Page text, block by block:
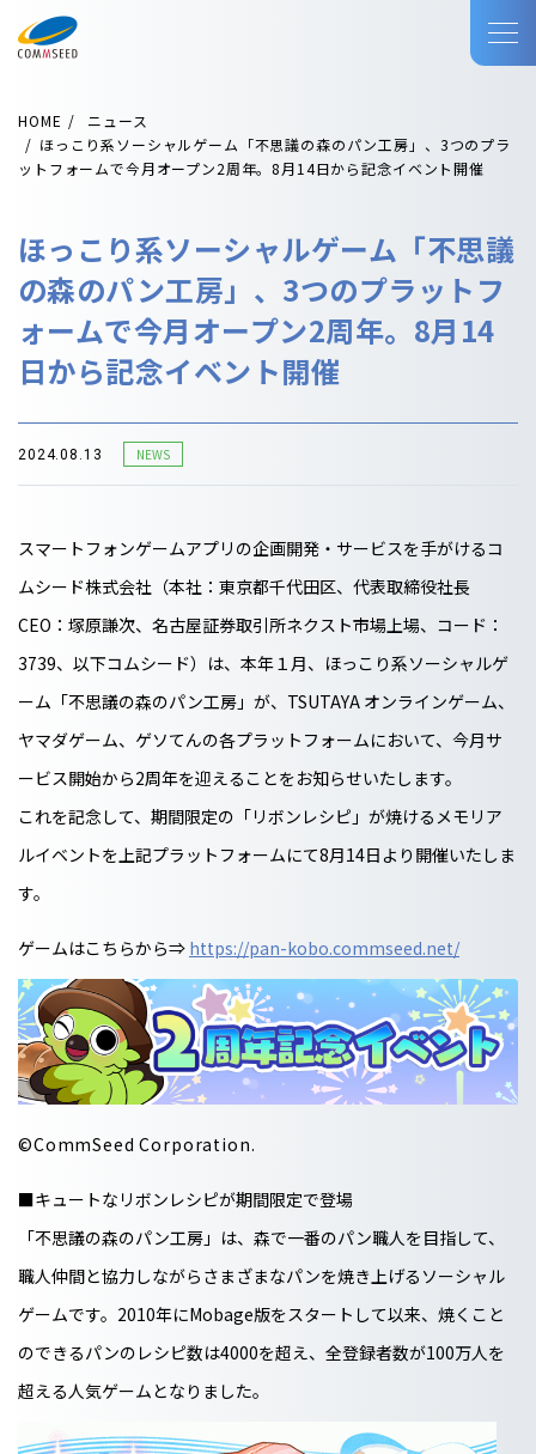
HOME
ニュース
ほっこり系ソーシャルゲーム「不思議の森のパン工房」、3つのプラ
ットフォームで今月オープン2周年。8月14日から記念イベント開催
ほっこり系ソーシャルゲーム「不思議
の森のパン工房」、3つのプラットフ
ォームで今月オープン2周年。8月14
日から記念イベント開催
2024.08.13 NEWS
スマートフォンゲームアプリの企画開発・サービスを手がけるコ
ムシード株式会社（本社：東京都千代田区、代表取締役社長
CEO：塚原謙次、名古屋証券取引所ネクスト市場上場、コード：
3739、以下コムシード）は、本年１月、ほっこり系ソーシャルゲ
ーム「不思議の森のパン工房」が、TSUTAYA オンラインゲーム、
ヤマダゲーム、ゲソてんの各プラットフォームにおいて、今月サ
ービス開始から2周年を迎えることをお知らせいたします。
これを記念して、期間限定の「リボンレシピ」が焼けるメモリア
ルイベントを上記プラットフォームにて8月14日より開催いたしま
す。
ゲームはこちらから⇒ https://pan-kobo.commseed.net/
©CommSeed Corporation.
■キュートなリボンレシピが期間限定で登場
「不思議の森のパン工房」は、森で一番のパン職人を目指して、
職人仲間と協力しながらさまざまなパンを焼き上げるソーシャル
ゲームです。2010年にMobage版をスタートして以来、焼くこと
のできるパンのレシピ数は4000を超え、全登録者数が100万人を
超える人気ゲームとなりました。